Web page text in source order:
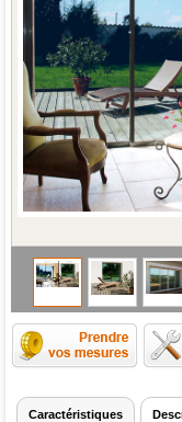
Caractéristiques